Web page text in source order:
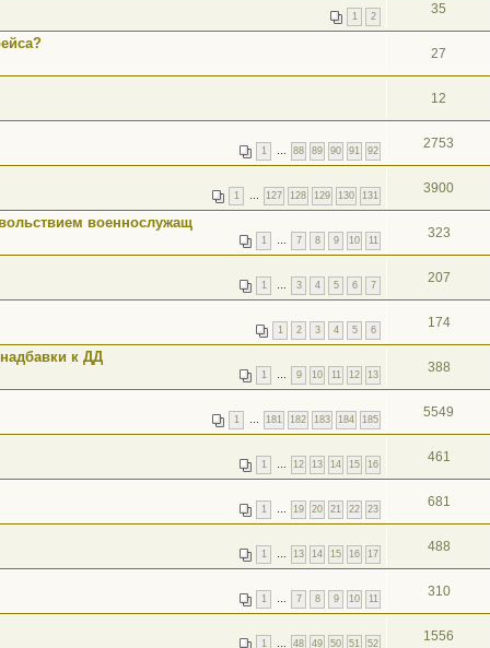
1 2 35
27
12
1 … 88 89 90 91 92 2753
1 … 127 128 129 130 131 3900
военнослужащ
1 … 7 8 9 10 11 323
1 … 3 4 5 6 7 207
1 2 3 4 5 6 174
к ДД
1 … 9 10 11 12 13 388
1 … 181 182 183 184 185 5549
1 … 12 13 14 15 16 461
1 … 19 20 21 22 23 681
1 … 13 14 15 16 17 488
1 … 7 8 9 10 11 310
1 … 48 49 50 51 52 1556